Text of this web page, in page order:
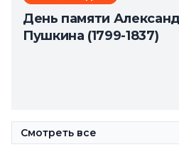
День памяти
Пушкина (1799-1837)
Смотреть все